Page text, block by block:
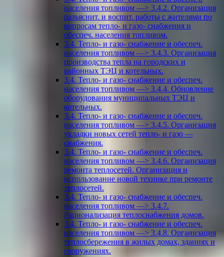
населения топливом —> 3.4.2. Организация
разъяснит. и воспит. работы с жителями по
вопросам тепло- и газо- снабжения и
обеспеч. населения топливом.
3.4. Тепло- и газо- снабжение и обеспеч.
населения топливом —> 3.4.3. Организация
производства тепла на городских и
районных ТЭЦ и котельных.
3.4. Тепло- и газо- снабжение и обеспеч.
населения топливом —> 3.4.4. Обновление
оборудования муниципальных ТЭЦ и
котельных.
3.4. Тепло- и газо- снабжение и обеспеч.
населения топливом —> 3.4.5. Организация
укладки новых сетей тепло- и газо —
снабжения.
3.4. Тепло- и газо- снабжение и обеспеч.
населения топливом —> 3.4.6. Организация
ремонта теплосетей. Организация и
использование новой технике при ремонте
теплосетей.
3.4. Тепло- и газо- снабжение и обеспеч.
населения топливом —> 3.4.7.
Рационализация теплоснабжения домов.
3.4. Тепло- и газо- снабжение и обеспеч.
населения топливом —> 3.4.8. Организация
теплосбережения в жилых домах, зданиях и
сооружениях.